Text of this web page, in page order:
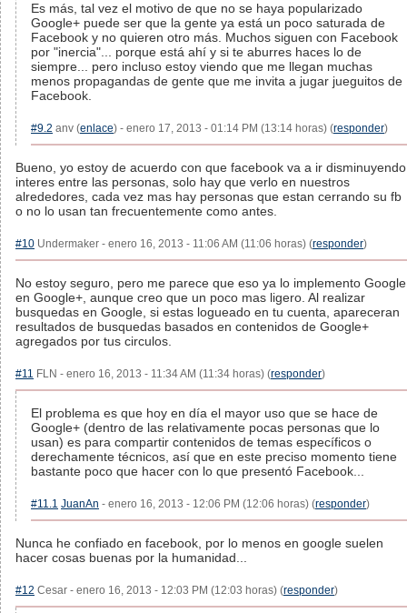
Es más, tal vez el motivo de que no se haya popularizado
Google+ puede ser que la gente ya está un poco saturada de
Facebook y no quieren otro más. Muchos siguen con Facebook
por "inercia"... porque está ahí y si te aburres haces lo de
siempre... pero incluso estoy viendo que me llegan muchas
menos propagandas de gente que me invita a jugar jueguitos de
Facebook.
#9.2 anv (enlace) - enero 17, 2013 - 01:14 PM (13:14 horas) (responder)
Bueno, yo estoy de acuerdo con que facebook va a ir disminuyendo
interes entre las personas, solo hay que verlo en nuestros
alrededores, cada vez mas hay personas que estan cerrando su fb
o no lo usan tan frecuentemente como antes.
#10 Undermaker - enero 16, 2013 - 11:06 AM (11:06 horas) (responder)
No estoy seguro, pero me parece que eso ya lo implemento Google
en Google+, aunque creo que un poco mas ligero. Al realizar
busquedas en Google, si estas logueado en tu cuenta, apareceran
resultados de busquedas basados en contenidos de Google+
agregados por tus circulos.
#11 FLN - enero 16, 2013 - 11:34 AM (11:34 horas) (responder)
El problema es que hoy en día el mayor uso que se hace de
Google+ (dentro de las relativamente pocas personas que lo
usan) es para compartir contenidos de temas específicos o
derechamente técnicos, así que en este preciso momento tiene
bastante poco que hacer con lo que presentó Facebook...
#11.1 JuanAn - enero 16, 2013 - 12:06 PM (12:06 horas) (responder)
Nunca he confiado en facebook, por lo menos en google suelen
hacer cosas buenas por la humanidad...
#12 Cesar - enero 16, 2013 - 12:03 PM (12:03 horas) (responder)